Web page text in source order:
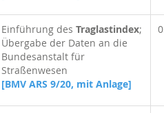
Einführung des Traglastindex;
Übergabe der Daten an die
Bundesanstalt für
Straßenwesen
[BMV ARS 9/20, mit Anlage]